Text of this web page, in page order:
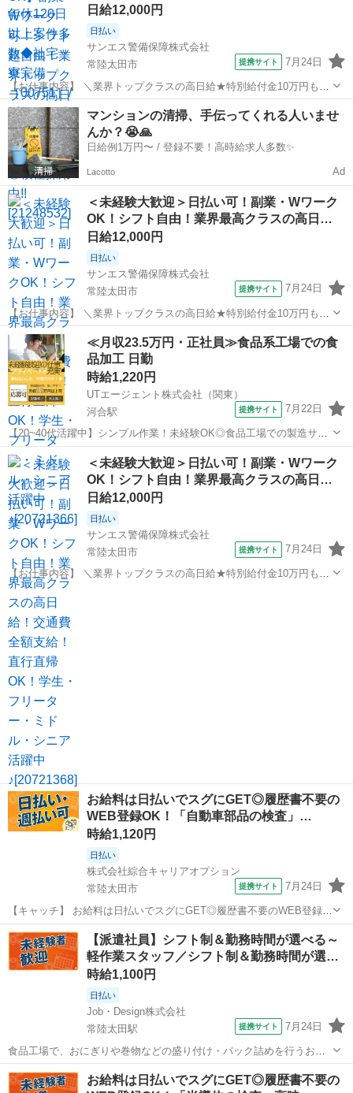
日給12,000円
日払い
サンエス警備保障株式会社
常陸太田市
提携サイト 7月24日
【お仕事内容】 ＼業界トップクラスの高日給★特別給付金10万円も！
日払い可＆シフト自由／ とにかく日給が良い！！高日給で安心・安定
の暮らし♪月収30万円以上も可能！ ▼おシゴトの内容はとってもカン
タン！ 人や車の誘導・案内...
茨城 常陸太田市
マンションの清掃、手伝ってくれる人いませ
んか？😭🙏
日給例1万円〜 / 登録不要！高時給求人多数✨
Lacotto Ad
＜未経験大歓迎＞日払い可！副業・Wワーク
OK！シフト自由！業界最高クラスの高日…
日給12,000円
日払い
サンエス警備保障株式会社
常陸太田市
提携サイト 7月24日
【お仕事内容】 ＼業界トップクラスの高日給★特別給付金10万円も！
日払い可＆シフト自由／ とにかく日給が良い！！高日給で安心・安定
の暮らし♪月収30万円以上も可能！ ▼おシゴトの内容はとってもカン
タン！ 人や車の誘導・案内...
茨城 常陸太田市 警備員
≪月収23.5万円・正社員≫食品系工場での食
品加工 日勤
時給1,220円
UTエージェント株式会社（関東）
河合駅
提携サイト 7月22日
【20~40代活躍中】シンプル作業！未経験OK◎食品工場での製造サポ
ートや梱包！日勤専属☆キレイな職場！《JCBZ1C》 詳細情報 ＜納豆
の加工製造・運搬＞ 納豆をパックに盛り込む作業や梱包業務をお任せ
します！ 【原料...
茨城 常陸太田市 河合駅 その他
＜未経験大歓迎＞日払い可！副業・Wワーク
OK！シフト自由！業界最高クラスの高日…
日給12,000円
日払い
サンエス警備保障株式会社
常陸太田市
提携サイト 7月24日
【お仕事内容】 ＼業界トップクラスの高日給★特別給付金10万円も！
日払い可＆シフト自由／ とにかく日給が良い！！高日給で安心・安定
の暮らし♪月収30万円以上も可能！ ▼おシゴトの内容はとってもカン
タン！ 人や車の誘導・案内...
常陸太田市
お給料は日払いでスグにGET◎履歴書不要の
WEB登録OK！「自動車部品の検査」…
時給1,120円
日払い
株式会社綜合キャリアオプション
常陸太田市
提携サイト 7月24日
【キャッチ】 お給料は日払いでスグにGET◎履歴書不要のWEB登録
OK！「精密金属部品の目視検査」高時給1120円！袋田周辺！20代～
40代のスタッフが多数活躍中★ 【コメント】 ＼大手人材派遣会社で働
きませんか♪／ 「...
茨城 常陸太田市 仕分け
【派遣社員】シフト制＆勤務時間が選べる～
軽作業スタッフ／シフト制＆勤務時間が選…
時給1,100円
日払い
Job・Design株式会社
常陸太田駅
提携サイト 7月24日
食品工場で、おにぎりや巻物などの盛り付け・パック詰めを行うお仕
事です！ 主な作業内容は… ・コンベアで流れてくるおにぎり・巻物・
米飯のパック詰め ・流れている海苔巻きに具材を乗せる作業 ・機械へ
茨城 常陸太田市 常陸太田駅 その他
お給料は日払いでスグにGET◎履歴書不要の